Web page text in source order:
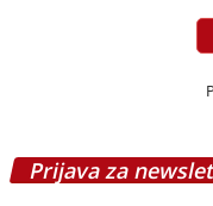
Prijava za